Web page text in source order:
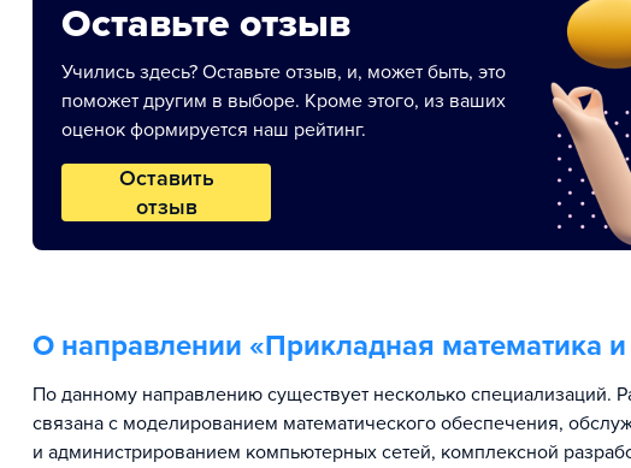
Оставьте отзыв
Учились здесь? Оставьте отзыв, и, может быть, это
поможет другим в выборе. Кроме этого, из ваших
оценок формируется наш рейтинг.
Оставить
отзыв
О направлении «Прикладная математика
По данному направлению существует несколько специализаций.
связана с моделированием математического обеспечения,
и администрированием компьютерных сетей, комплексной